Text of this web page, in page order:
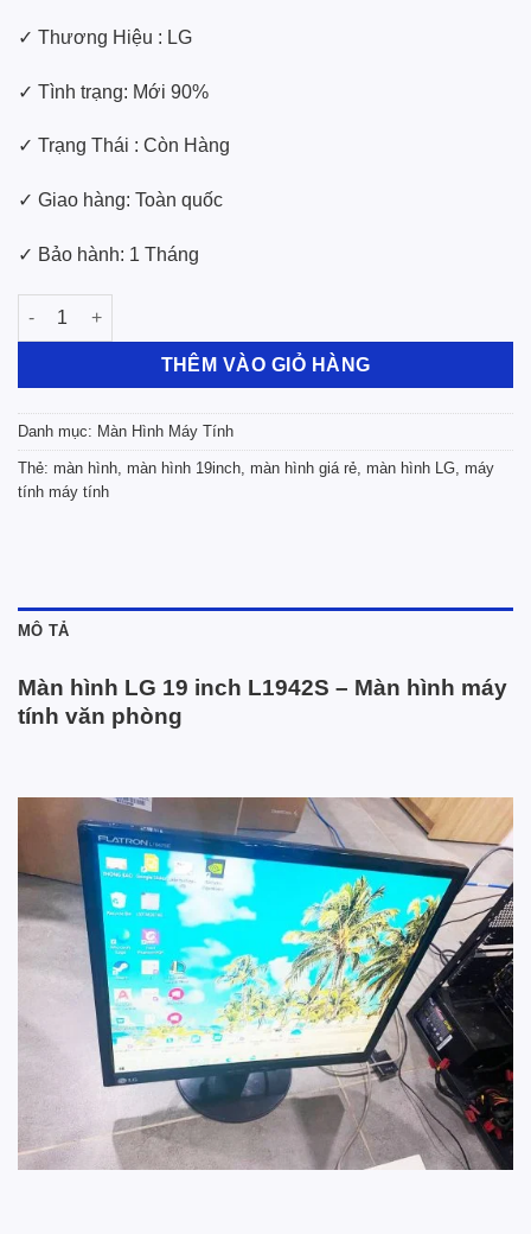
✓ Thương Hiệu : LG
✓ Tình trạng: Mới 90%
✓ Trạng Thái : Còn Hàng
✓ Giao hàng: Toàn quốc
✓ Bảo hành: 1 Tháng
Màn Hình LG 19 Inch Vuông Độ Phân Giải 1280 x 1024 Cũ (
THÊM VÀO GIỎ HÀNG
Danh mục: Màn Hình Máy Tính
Thẻ: màn hình màn hình 19inch màn hình giá rẻ màn hình LG máy
tính máy tính
MÔ TẢ
Màn hình LG 19 inch L1942S – Màn hình máy
tính văn phòng